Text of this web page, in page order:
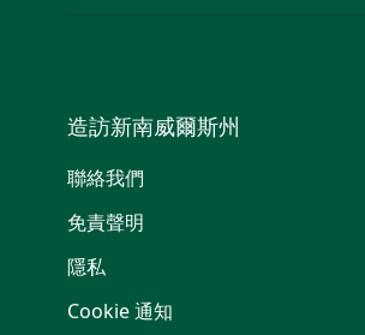
造訪新南威爾斯州
聯絡我們
免責聲明
隱私
Cookie 通知